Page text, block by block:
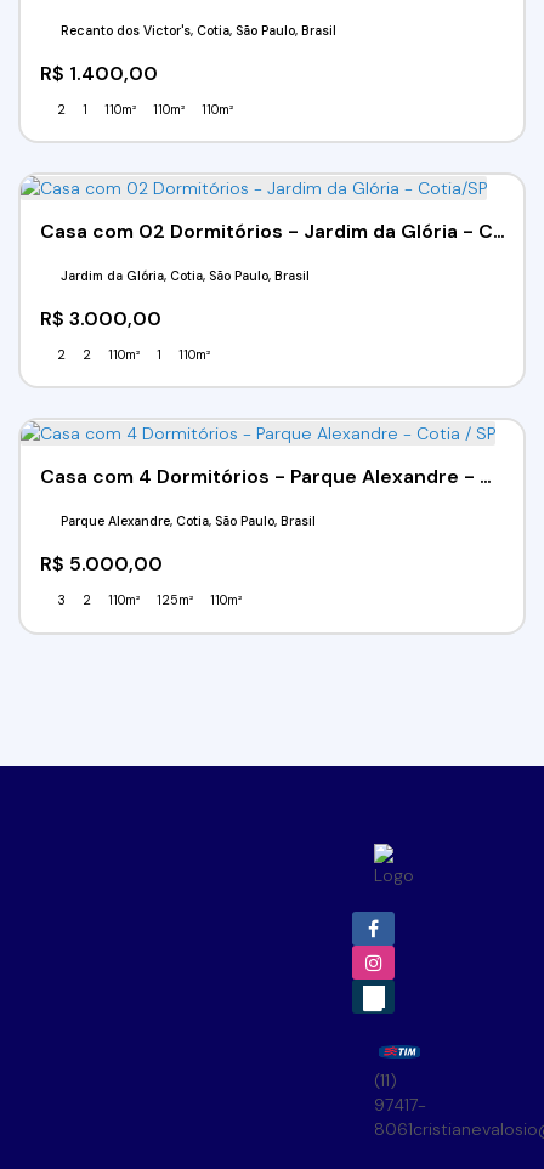
R$ 1.400,00
Recanto dos Victor's, Cotia, São Paulo, Brasil
2 1 110m² 110m² 110m²
Casa com 02 Dormitórios - Jardim da Glória - Cotia/SP
R$ 3.000,00
Jardim da Glória, Cotia, São Paulo, Brasil
2 2 110m² 1 110m²
Casa com 4 Dormitórios - Parque Alexandre - Cotia / SP
R$ 5.000,00
Parque Alexandre, Cotia, São Paulo, Brasil
3 2 110m² 125m² 110m²
(11)
97417-
8061